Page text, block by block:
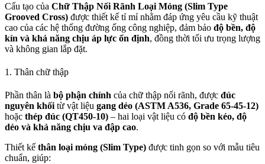
Cấu tạo của Chữ Thập Nối Rãnh Loại Mỏng (Slim Type
Grooved Cross) được thiết kế tỉ mỉ nhằm đáp ứng yêu cầu kỹ thuật
cao của các hệ thống đường ống công nghiệp, đảm bảo độ bền, độ
kín và khả năng chịu áp lực ổn định, đồng thời tối ưu trọng lượng
và không gian lắp đặt.
1. Thân chữ thập
Phần thân là bộ phận chính của chữ thập nối rãnh, được đúc
nguyên khối từ vật liệu gang dẻo (ASTM A536, Grade 65-45-12)
hoặc thép đúc (QT450-10) – hai loại vật liệu có độ bền kéo, độ
dẻo và khả năng chịu va đập cao.
Thiết kế thân loại mỏng (Slim Type) được tinh gọn so với mẫu tiêu
chuẩn, giúp: